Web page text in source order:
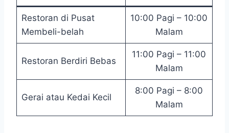
Restoran di Pusat
Membeli-belah
10:00 Pagi – 10:00
Malam
Restoran Berdiri Bebas
11:00 Pagi – 11:00
Malam
Gerai atau Kedai Kecil
8:00 Pagi – 8:00
Malam